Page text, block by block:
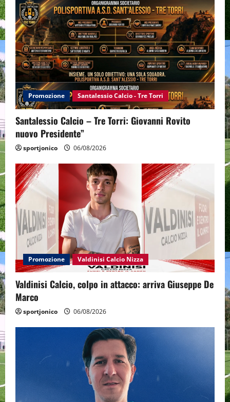
Promozione Santalessio Calcio - Tre Torri
Santalessio Calcio – Tre Torri: Giovanni Rovito
nuovo Presidente”
sportjonico 06/08/2026
Promozione Valdinisi Calcio Nizza
Valdinisi Calcio, colpo in attacco: arriva Giuseppe De
Marco
sportjonico 06/08/2026